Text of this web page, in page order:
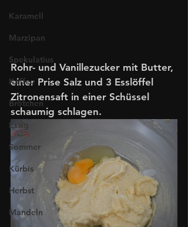
Karamell
Marzipan
Spekulatius
Kaffee
Brötchen
Essig
Sommer
Kürbis
Herbst
Mandeln
Rohr- und Vanillezucker mit Butter,
einer Prise Salz und 3 Esslöffel
Zitronensaft in einer Schüssel
schaumig schlagen.